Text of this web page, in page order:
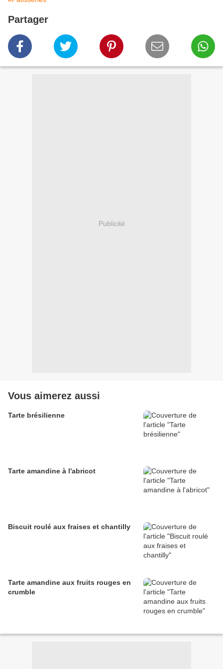
Partager
Publicité
Vous aimerez aussi
Tarte brésilienne
Tarte amandine à l'abricot
Biscuit roulé aux fraises et chantilly
Tarte amandine aux fruits rouges en
crumble